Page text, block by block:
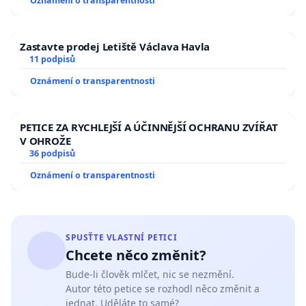
https://ct24.ceskatelevize.cz/clanek/domaci/miminka-
letat-lekari-jsou-zdeseni-198423
https://www.andreabehalova.cz/3-metodiky-detskeho-
http://old.plavacek-deti.cz/plavani-s-detmi/letani-deti-
ohlasy.php?ID=1&od=990
Zdroje k rizikům nadměrného vyplavování kortizolu u
P. Heron, “Non-Reactive Cosleeping and Child
Zastavte prodej Letiště Václava Havla
11 podpisů
Oznámení o transparentnosti
PETICE ZA RYCHLEJŠÍ A ÚČINNĚJŠÍ OCHRANU ZVÍŘAT
V OHROŽE
36 podpisů
Oznámení o transparentnosti
SPUSŤTE VLASTNÍ PETICI
Chcete něco změnit?
Bude-li člověk mlčet, nic se nezmění.
Autor této petice se rozhodl něco změnit a
jednat. Uděláte to samé?